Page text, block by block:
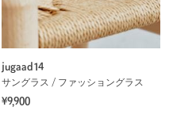
jugaad14
サングラス / ファッショングラス
¥9,900